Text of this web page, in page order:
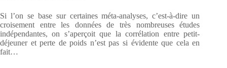
Si l’on se base sur certaines méta-analyses, c’est-à-dire un
croisement entre les données de très nombreuses études
indépendantes, on s’aperçoit que la corrélation entre petit-
déjeuner et perte de poids n’est pas si évidente que cela en
fait…